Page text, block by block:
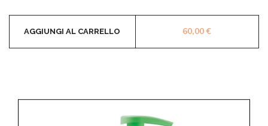
60,00€
AGGIUNGI AL CARRELLO